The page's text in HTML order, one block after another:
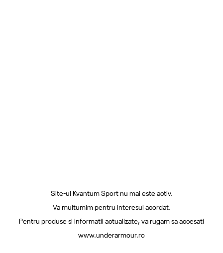
Site-ul Kvantum Sport nu mai este activ.
Va multumim pentru interesul acordat.
Pentru produse si informatii actualizate, va rugam sa accesati
www.underarmour.ro